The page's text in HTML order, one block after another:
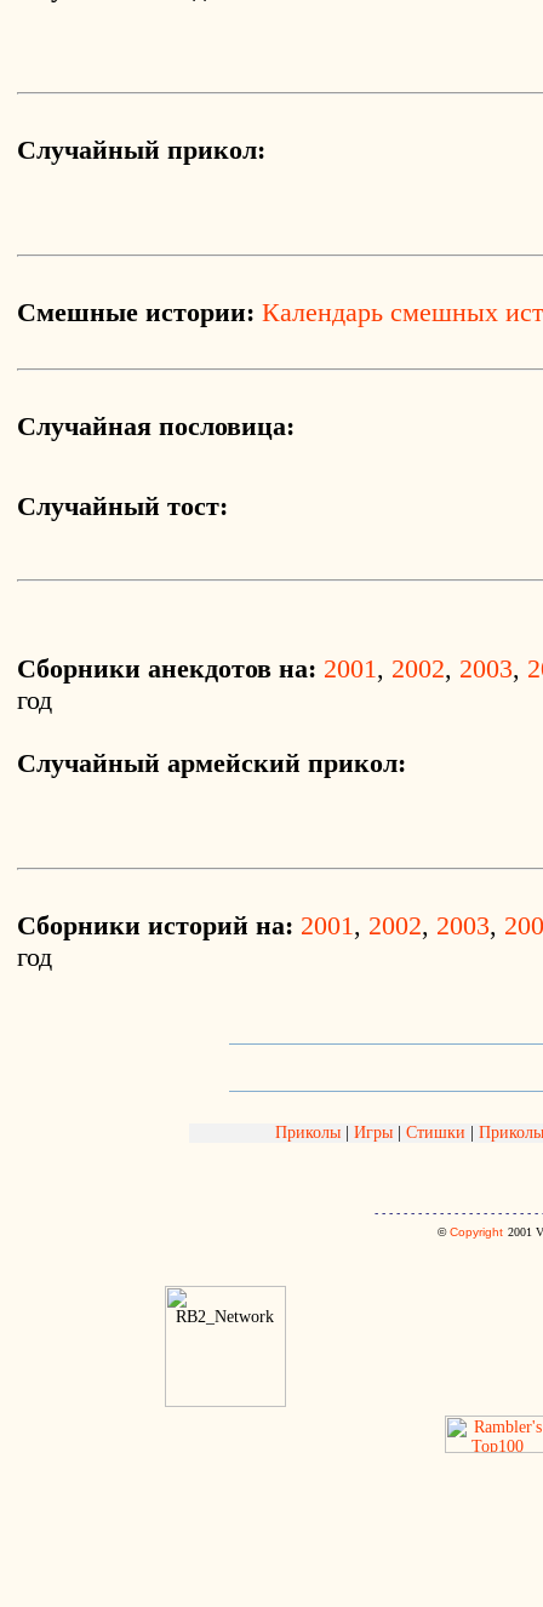
Случайный прикол:
Смешные истории: Календарь смешных
Случайная пословица:
Случайный тост:
Сборники анекдотов на: 2001, 2002, 2003,
год
Случайный армейский прикол:
Сборники историй на: 2001, 2002, 2003,
год
Приколы Игры Стишки
- - - - - - - - - - - - - - - - - - - - - -
©Copyright 2001